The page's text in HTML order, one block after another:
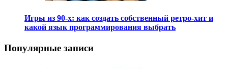
Игры из 90-х: как создать собственный ретро-хит и
какой язык программирования выбрать
Популярные записи